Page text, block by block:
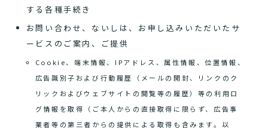
する各種手続き
お問い合わせ、ないしは、お申し込みいただいたサ
ービスのご案内、ご提供
Cookie、端末情報、IPアドレス、属性情報、位置情報、
広告識別子および行動履歴（メールの開封、リンクのク
リックおよびウェブサイトの閲覧等の履歴）等の利用ロ
グ情報を取得（ご本人からの直接取得に限らず、広告事
業者等の第三者からの提供による取得も含みます。以